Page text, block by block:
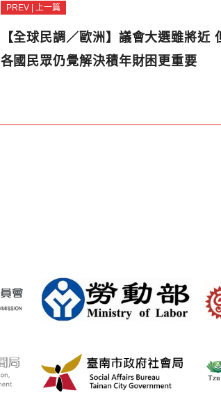
PREV | 上一篇
【全球民調／歐洲】議會大選雖將近
各國民眾仍覺解決積年財困更重要